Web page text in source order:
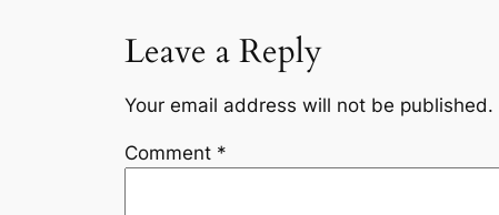
Leave a Reply
Your email address will not be published.
Comment *